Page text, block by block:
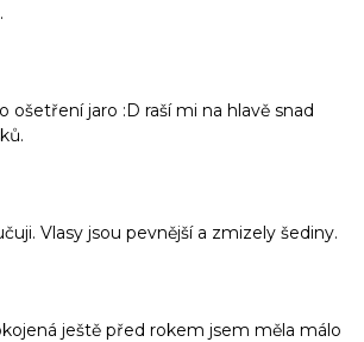
ošetření jaro :D raší mi na hlavě snad
Vlasy jsou pevnější a zmizely šediny.
ještě před rokem jsem měla málo